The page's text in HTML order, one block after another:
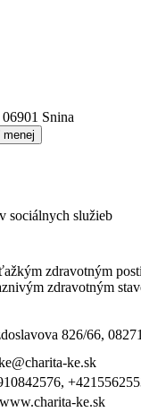
Snina
sociálnych služieb
zdravotným
zdravotným
826/66,
ke.sk
ke.sk